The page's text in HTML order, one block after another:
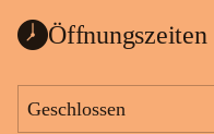
Öffnungszeiten
Geschlossen